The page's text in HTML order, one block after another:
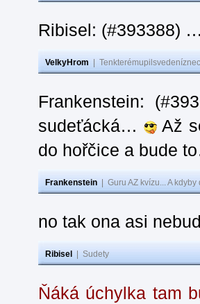
Ribisel: (#393388)
VelkyHrom
Frankenstein:
sudeťácká…
Až
do hořčice a bude
Frankenstein Guru AZ kvízu... A
no tak ona asi
Ribisel Sudety
Ňáká úchylka tam